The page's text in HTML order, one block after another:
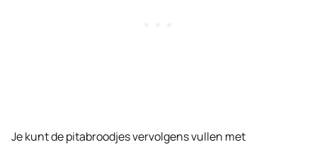
Je kunt de pitabroodjes vervolgens vullen met